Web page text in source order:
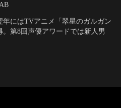
年にはTVアニメ「翠星のガルガン
第8回声優アワードでは新人男